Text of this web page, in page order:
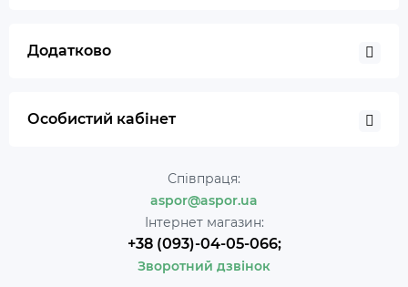
Додатково
Особистий кабінет
Співпраця:
aspor@aspor.ua
Інтернет магазин:
+38 (093)-04-05-066;
Зворотний дзвінок